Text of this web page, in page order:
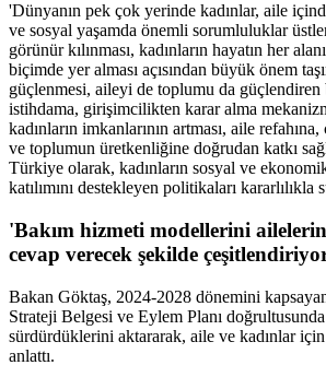
'Dünyanın pek çok yerinde kadınlar, aile
ve sosyal yaşamda önemli sorumluluklar
görünür kılınması, kadınların hayatın her
biçimde yer alması açısından büyük önem
güçlenmesi, aileyi de toplumu da
istihdama, girişimcilikten karar alma
kadınların imkanlarının artması, aile
ve toplumun üretkenliğine doğrudan katkı
Türkiye olarak, kadınların sosyal ve
katılımını destekleyen politikaları
'Bakım hizmeti modellerini
cevap verecek şekilde
Bakan Göktaş, 2024-2028 dönemini
Strateji Belgesi ve Eylem Planı doğrultusunda
sürdürdüklerini aktararak, aile ve kadınlar için
anlattı.